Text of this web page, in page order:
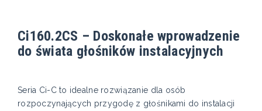
Ci160.2CS – Doskonałe wprowadzenie
do świata głośników instalacyjnych
Seria Ci-C to idealne rozwiązanie dla osób
rozpoczynających przygodę z głośnikami do instalacji